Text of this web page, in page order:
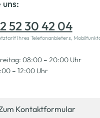
52 30 42 04
Ihres Telefonanbieters,
08:00 – 20:00 Uhr
– 12:00 Uhr
Kontaktformular